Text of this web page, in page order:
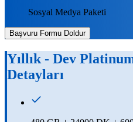
Sosyal Medya Paketi
Başvuru Formu Doldur
Yıllık - Dev
Detayları